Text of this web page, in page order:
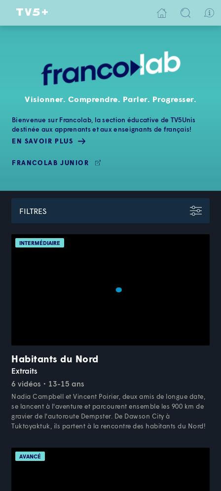
Visionner. Comprendre. Parler. Progresser.
Bienvenue sur Francolab, la section éducative de TV5Unis
destinée aux apprenants et aux enseignants de français!
EN SAVOIR PLUS
FRANCOLAB JUNIOR
FILTRES
INTERMÉDIAIRE
Habitants du Nord
Extraits
6 vidéos
13-15 ans
Nadia Campbell et Vincent Poirier, deux amis de longue date,
se lancent à l'aventure et parcourent ensemble les 900 km de
gravier de l'autoroute Dempster. De Dawson City à
Tuktoyaktuk, ils partent à la rencontre des habitants du Nord!
AVANCÉ